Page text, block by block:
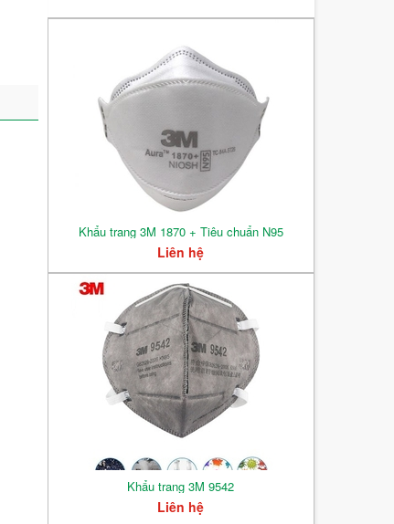
Khẩu trang 3M 1870 + Tiêu chuẩn N95
Liên hệ
Khẩu trang 3M 9542
Liên hệ